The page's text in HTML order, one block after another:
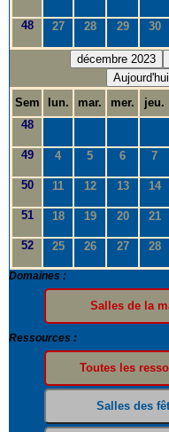
48 27 28 29 30
décembre 2023
Aujourd'hui
Sem
lun. mar. mer. jeu.
48
49 4 5 6 7
50 11 12 13 14
51 18 19 20 21
52 25 26 27 28
Domaines :
Ressources :